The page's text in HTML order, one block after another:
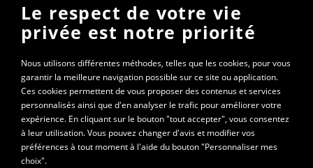
ALTEC ? Abonnez-vous à notre newsletter
Le respect de votre vie
privée est notre priorité
Nous utilisons différentes méthodes, telles que les cookies, pour vous
garantir la meilleure navigation possible sur ce site ou application.
Ces cookies permettent de vous proposer des contenus et services
personnalisés ainsi que d'en analyser le trafic pour améliorer votre
expérience. En cliquant sur le bouton "tout accepter", vous consentez
à leur utilisation. Vous pouvez changer d'avis et modifier vos
préférences à tout moment à l'aide du bouton "Personnaliser mes
choix".